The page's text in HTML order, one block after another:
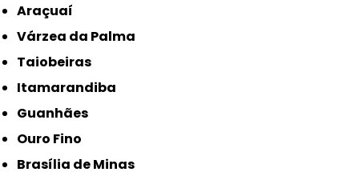
Araçuaí
Várzea da Palma
Taiobeiras
Itamarandiba
Guanhães
Ouro Fino
Brasília de Minas